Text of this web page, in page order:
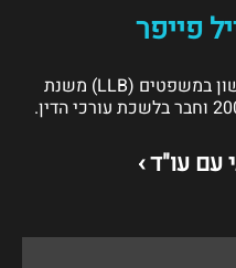
פייפר
עו”ד אייל פייפר בעל תואר ראשון במשפטים (LLB) משנת
עם עו"ד ›